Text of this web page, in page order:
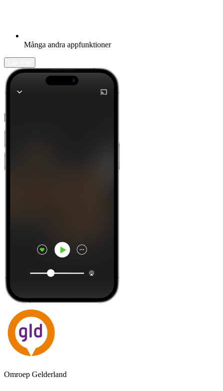
Många andra appfunktioner
Omroep Gelderland